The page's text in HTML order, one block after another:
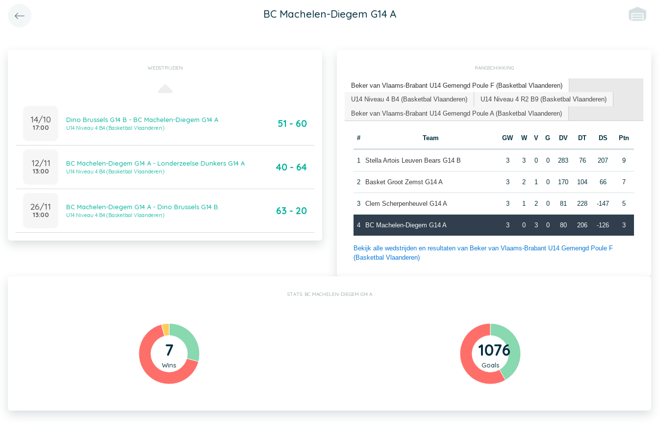
BC Machelen-Diegem G14 A
WEDSTRIJDEN
14/10
17:00
Dino Brussels G14 B - BC Machelen-Diegem G14 A
U14 Niveau 4 B4 (Basketbal Vlaanderen) 51 - 60
12/11
13:00
BC Machelen-Diegem G14 A - Londerzeelse Dunkers G14 A
U14 Niveau 4 B4 (Basketbal Vlaanderen) 40 - 64
26/11
13:00
BC Machelen-Diegem G14 A - Dino Brussels G14 B
U14 Niveau 4 B4 (Basketbal Vlaanderen) 63 - 20
RANGSCHIKKING
Beker van Vlaams-Brabant U14 Gemengd Poule F (Basketbal Vlaanderen)
U14 Niveau 4 B4 (Basketbal Vlaanderen)
U14 Niveau 4 R2 B9 (Basketbal Vlaanderen)
Beker van Vlaams-Brabant U14 Gemengd Poule A (Basketbal Vlaanderen)
# Team GW W V G DV DT DS Ptn
1 Stella Artois Leuven Bears G14 B 3 3 0 0 283 76 207 9
2 Basket Groot Zemst G14 A 3 2 1 0 170 104 66 7
3 Clem Scherpenheuvel G14 A 3 1 2 0 81 228 -147 5
4 BC Machelen-Diegem G14 A 3 0 3 0 80 206 -126 3
Bekijk alle wedstrijden en resultaten van Beker van Vlaams-Brabant U14 Gemengd Poule F
(Basketbal Vlaanderen)
STATS: BC MACHELEN-DIEGEM G14 A
7
Wins
1076
Goals